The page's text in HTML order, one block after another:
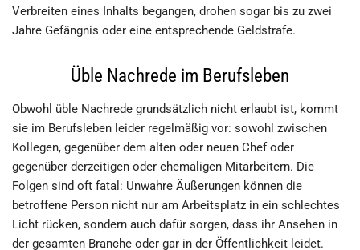
Verbreiten eines Inhalts begangen, drohen sogar bis zu zwei
Jahre Gefängnis oder eine entsprechende Geldstrafe.
Üble Nachrede im Berufsleben
Obwohl üble Nachrede grundsätzlich nicht erlaubt ist, kommt
sie im Berufsleben leider regelmäßig vor: sowohl zwischen
Kollegen, gegenüber dem alten oder neuen Chef oder
gegenüber derzeitigen oder ehemaligen Mitarbeitern. Die
Folgen sind oft fatal: Unwahre Äußerungen können die
betroffene Person nicht nur am Arbeitsplatz in ein schlechtes
Licht rücken, sondern auch dafür sorgen, dass ihr Ansehen in
der gesamten Branche oder gar in der Öffentlichkeit leidet.